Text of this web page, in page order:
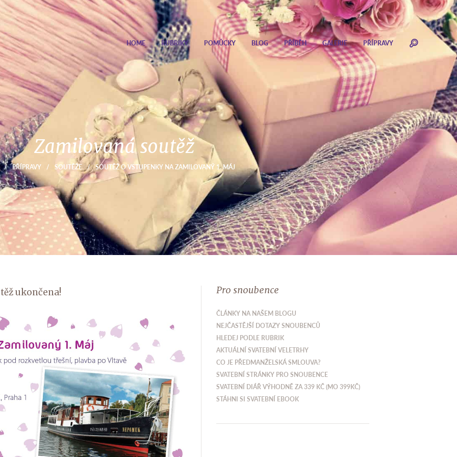
HOME RUBRIKY POMŮCKY BLOG PŘÍBĚH GALERIE PŘÍPRAVY
Zamilovaná soutěž
/ PŘÍPRAVY / SOUTĚŽE / SOUTĚŽ O VSTUPENKY NA ZAMILOVANÝ 1. MÁJ
ukončena! Pro snoubence
ČLÁNKY NA NAŠEM BLOGU
NEJČASTĚJŠÍ DOTAZY SNOUBENCŮ
HLEDEJ PODLE RUBRIK
AKTUÁLNÍ SVATEBNÍ VELETRHY
CO JE PŘEDMANŽELSKÁ SMLOUVA?
SVATEBNÍ STRÁNKY PRO SNOUBENCE
SVATEBNÍ DIÁŘ VÝHODNĚ ZA 339 KČ (MO 399KČ)
STÁHNI SI SVATEBNÍ EBOOK